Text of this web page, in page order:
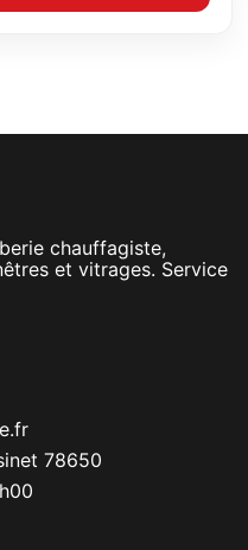
chauffagiste,
et vitrages. Service
78650